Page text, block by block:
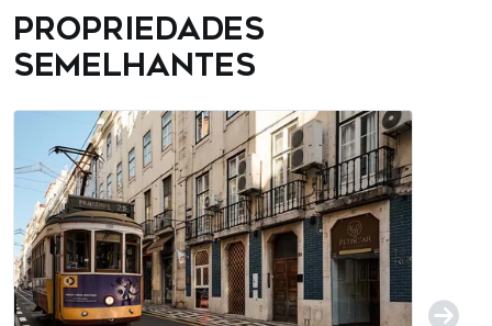
Propriedades
semelhantes